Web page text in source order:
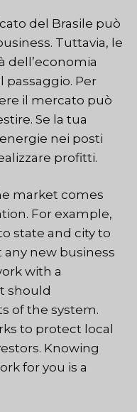
del Brasile può
Tuttavia, le
dell’economia
passaggio. Per
il mercato può
Se la tua
nei posti
profitti.
market comes
For example,
state and city to
any new business
with a
should
of the system.
to protect local
Knowing
for you is a